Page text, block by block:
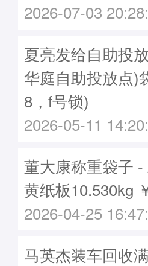
2026-07-03
夏亮发给自助投
华庭自助投放点)
8，f号锁)
2026-05-11
董大康称重袋子 -
黄纸板10.530kg
2026-04-25
马英杰装车回收